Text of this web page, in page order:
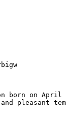
born on
and